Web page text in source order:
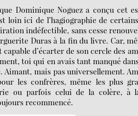
Dominique Noguez a conçu cet
loin ici de l’hagiographie de
indéfectible, sans cesse
Duras à la fin du livre. Car,
d’écarter de son cercle des
toi qui en avais tant manqué
mais pas universellement.
les confrères, même les plus
ou parfois celui de la colère, à
recommencé.